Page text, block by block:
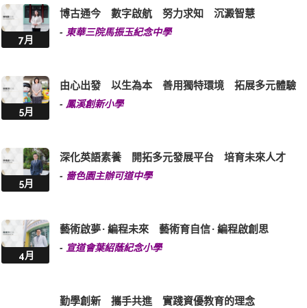
7月
博古通今 數字啟航 努力求知 沉澱智慧
- 東華三院馬振玉紀念中學
5月
由心出發 以生為本 善用獨特環境 拓展多元體驗
- 鳳溪創新小學
5月
深化英語素養 開拓多元發展平台 培育未來人才
- 嗇色園主辦可道中學
4月
藝術啟夢 · 編程未來 藝術育自信 · 編程啟創思
- 宣道會葉紹蔭紀念小學
勤學創新 攜手共進 實踐資優教育的理念